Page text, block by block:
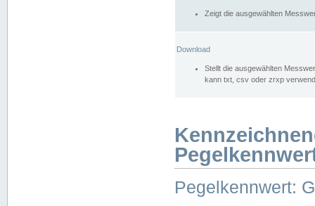
Zeigt die ausgewählten
Download
Stellt die ausgewählten
kann txt, csv oder zrxp
Pegelkennwert: